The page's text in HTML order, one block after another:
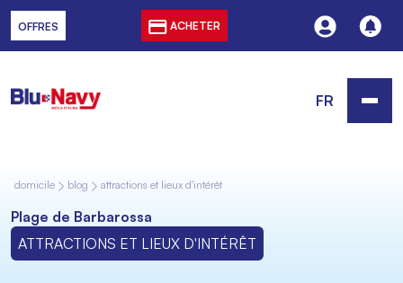
OFFRES ACHETER
FR
domicile blog attractions et lieux d'intérêt
Plage de Barbarossa
ATTRACTIONS ET LIEUX D'INTÉRÊT